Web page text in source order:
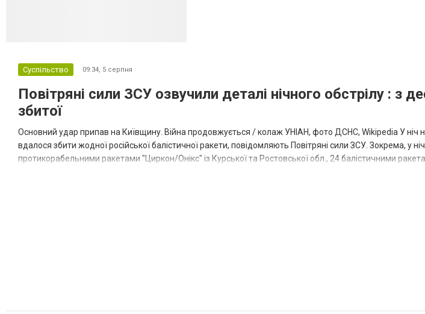
Суспільство 09:34, 5 серпня
Повітряні сили ЗСУ озвучили деталі нічного обстрілу : з
збитої
Основний удар припав на Київщину. Війна продовжується / колаж УНІАН, фото ДСНС, Wikipedia У ніч
вдалося збити жодної російської балістичної ракети, повідомляють Повітряні сили ЗСУ. Зокрема, у
протикорабельними ракетами "Циркон/Онікс" із Курської та Ростовської обл., 24 балістичними